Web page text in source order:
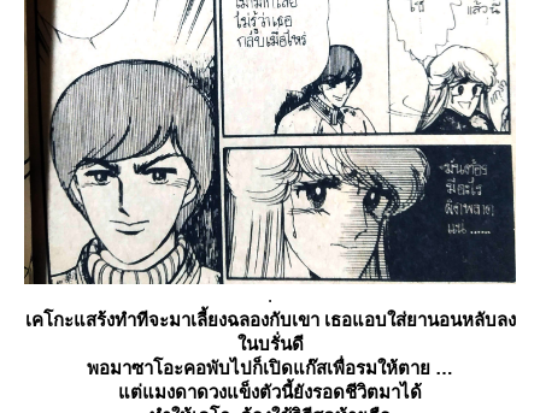
.
เคโกะแสร้งทำทีจะมาเลี้ยงฉลองกับเขา เธอแอบใส่ยานอนหลับลง
นบรั่นดี
พอมาซาโอะคอพับไปก็เปิดแก๊สเพื่อรมให้ตา
ต่แมงดาดวงแข็งตัวนี้ยังรอดชีวิตมาได้